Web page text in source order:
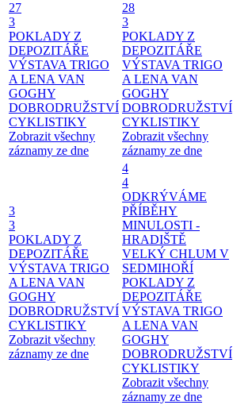
27
3
POKLADY Z
DEPOZITÁŘE
VÝSTAVA TRIGO
A LENA VAN
GOGHY
DOBRODRUŽSTVÍ
CYKLISTIKY
Zobrazit všechny
záznamy ze dne
28
3
POKLADY Z
DEPOZITÁŘE
VÝSTAVA TRIGO
A LENA VAN
GOGHY
DOBRODRUŽSTVÍ
CYKLISTIKY
Zobrazit všechny
záznamy ze dne
3
3
POKLADY Z
DEPOZITÁŘE
VÝSTAVA TRIGO
A LENA VAN
GOGHY
DOBRODRUŽSTVÍ
CYKLISTIKY
Zobrazit všechny
záznamy ze dne
4
4
ODKRÝVÁME
PŘÍBĚHY
MINULOSTI -
HRADIŠTĚ
VELKÝ CHLUM V
SEDMIHOŘÍ
POKLADY Z
DEPOZITÁŘE
VÝSTAVA TRIGO
A LENA VAN
GOGHY
DOBRODRUŽSTVÍ
CYKLISTIKY
Zobrazit všechny
záznamy ze dne